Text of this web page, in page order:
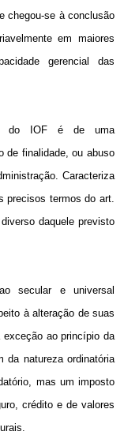
chegou-se à conclusão
em maiores
gerencial das
do IOF é de uma
de finalidade, ou abuso
Caracteriza
precisos termos do art.
daquele previsto
secular e universal
à alteração de suas
ao princípio da
da natureza ordinatória
mas um imposto
crédito e de valores